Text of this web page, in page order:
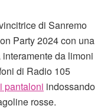
di Sanremo
Party 2024 con una
da limoni
di Radio 105
pantaloni indossando
rosse.